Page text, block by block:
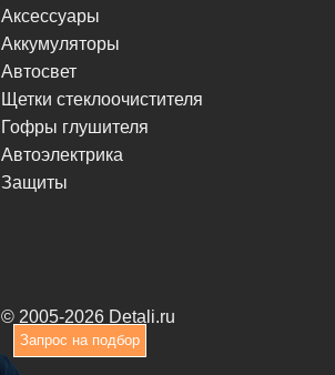
Запрос на подбор
Аксессуары
Аккумуляторы
Автосвет
Щетки стеклоочистителя
Гофры глушителя
Автоэлектрика
Защиты
© 2005-2026 Detali.ru